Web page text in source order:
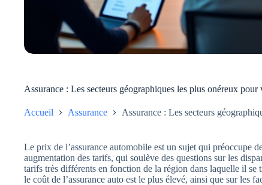
Assurance : Les secteurs géographiques les plus onéreux
Accueil Assurance Assurance : Les secteurs
Le prix de l’assurance automobile est un sujet qui préoccupe
augmentation des tarifs, qui soulève des questions sur les
tarifs très différents en fonction de la région dans laquelle il se
le coût de l’assurance auto est le plus élevé, ainsi que sur les